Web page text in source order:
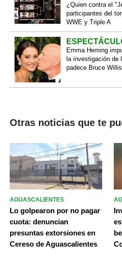
¿Quien contra el
participantes del
WWE y Triple A
Emma Heming
la investigación de
padece Bruce Willis
Otras noticias que te
AGUASCALIENTES
Lo golpearon por no pagar
cuota: denuncian
presuntas extorsiones en
Cereso de Aguascalientes